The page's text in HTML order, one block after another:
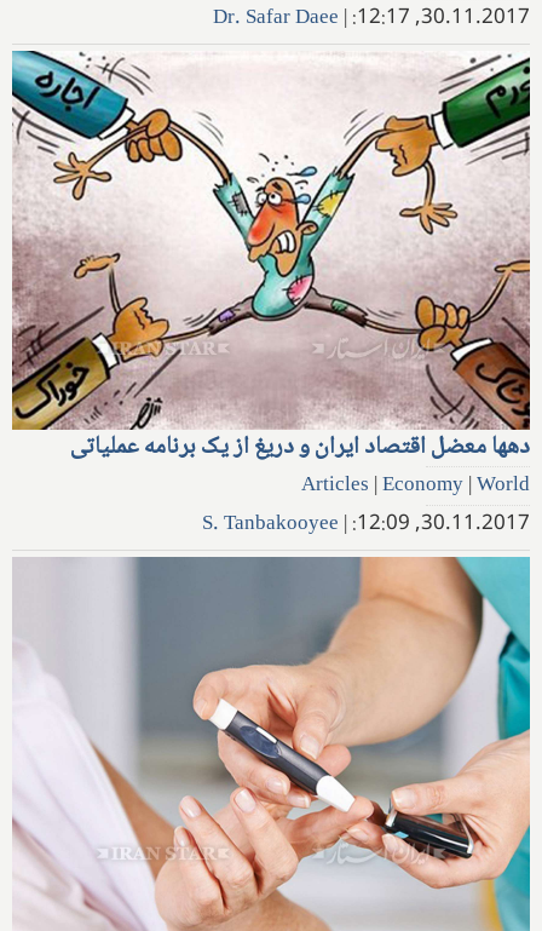
30.11.2017, 12:17:
|
Dr. Safar Daee
دهها معضل اقتصاد ایران و دریغ از یک برنامه عملیاتی
Articles |Economy|World
30.11.2017, 12:09:
|
S. Tanbakooyee